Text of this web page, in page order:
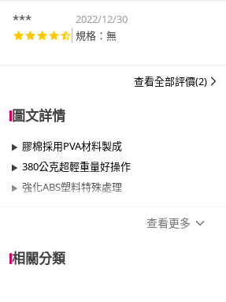
***
2022/12/30
規格：無
查看全部評價(2)
圖文詳情
膠棉採用PVA材料製成
380公克超輕重量好操作
強化ABS塑料特殊處理
查看更多
相關分類